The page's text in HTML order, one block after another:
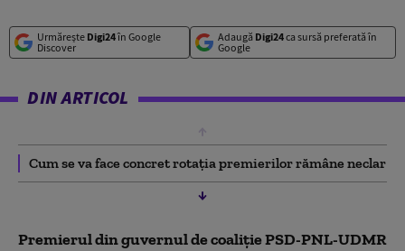
Urmărește Digi24în Google
Discover
Adaugă Digi24ca sursă preferată în
Google
DIN ARTICOL
Cum se va face concret rotația premierilor rămâne neclar
Premierul din guvernul de coaliție PSD-PNL-UDMR